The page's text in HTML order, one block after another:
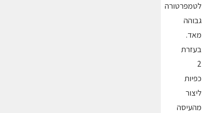
לטמפרטורה
גבוהה
מאד.
בעזרת
2
כפיות
ליצור
מהעיסה